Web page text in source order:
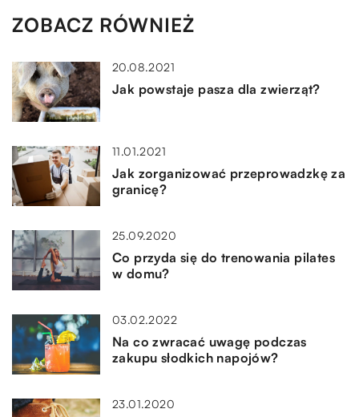
ZOBACZ RÓWNIEŻ
20.08.2021
Jak powstaje pasza dla zwierząt?
11.01.2021
Jak zorganizować przeprowadzkę za
granicę?
25.09.2020
Co przyda się do trenowania pilates
w domu?
03.02.2022
Na co zwracać uwagę podczas
zakupu słodkich napojów?
23.01.2020